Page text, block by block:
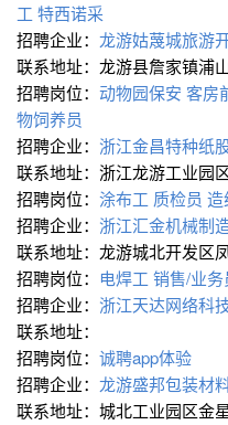
工 特西诺采
招聘企业： 龙游姑蔑城旅游
联系地址：龙游县詹家镇浦
招聘岗位： 动物园保安 客房
物饲养员
招聘企业： 浙江金昌特种纸
联系地址：浙江龙游工业园
招聘岗位： 涂布工 质检员 造
招聘企业： 浙江汇金机械制
联系地址：龙游城北开发区
招聘岗位： 电焊工 销售/业务
招聘企业： 浙江天达网络科
联系地址：
招聘岗位： 诚聘app体验
招聘企业： 龙游盛邦包装材
联系地址：城北工业园区金